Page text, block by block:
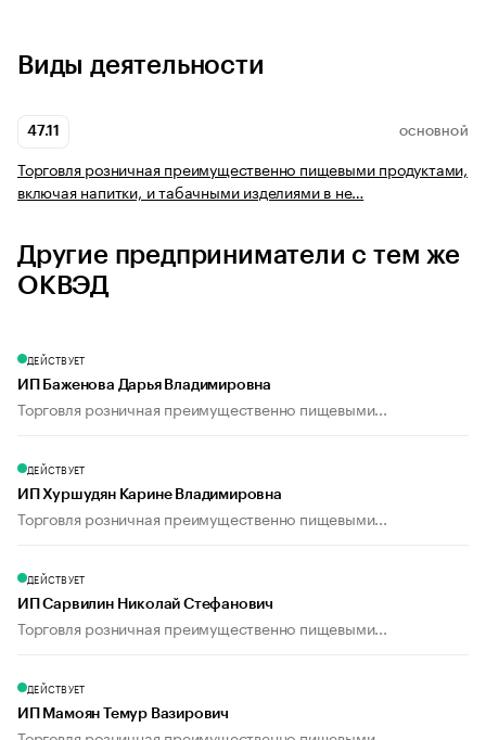
Виды деятельности
47.11 ОСНОВНОЙ
Торговля розничная преимущественно пищевыми продуктами,
включая напитки, и табачными изделиями в не…
Другие предприниматели с тем же
ОКВЭД
ДЕЙСТВУЕТ
ИП Баженова Дарья Владимировна
Торговля розничная преимущественно пищевыми...
ДЕЙСТВУЕТ
ИП Хуршудян Карине Владимировна
Торговля розничная преимущественно пищевыми...
ДЕЙСТВУЕТ
ИП Сарвилин Николай Стефанович
Торговля розничная преимущественно пищевыми...
ДЕЙСТВУЕТ
ИП Мамоян Темур Вазирович